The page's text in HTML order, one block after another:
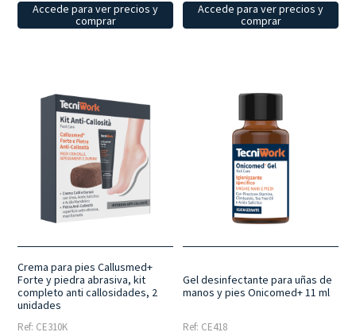
Accede para ver precios y
comprar
Accede para ver precios y
comprar
Crema para pies Callusmed+
Forte y piedra abrasiva, kit
completo anti callosidades, 2
unidades
Ref: CE310K
Gel desinfectante para uñas de
manos y pies Onicomed+ 11 ml
Ref: CE418